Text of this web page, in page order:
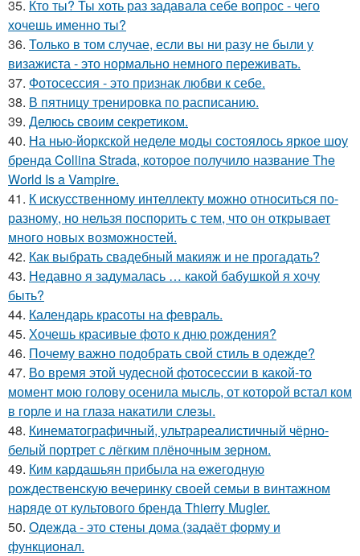
35. Кто ты? Ты хоть раз задавала себе вопрос - чего
хочешь именно ты?
36. Только в том случае, если вы ни разу не были у
визажиста - это нормально немного переживать.
37. Фотосессия - это признак любви к себе.
38. В пятницу тренировка по расписанию.
39. Делюсь своим секретиком.
40. На нью-йоркской неделе моды состоялось яркое шоу
бренда Collina Strada, которое получило название The
World Is a Vampire.
41. К искусственному интеллекту можно относиться по-
разному, но нельзя поспорить с тем, что он открывает
много новых возможностей.
42. Как выбрать свадебный макияж и не прогадать?
43. Недавно я задумалась … какой бабушкой я хочу
быть?
44. Календарь красоты на февраль.
45. Хочешь красивые фото к дню рождения?
46. Почему важно подобрать свой стиль в одежде?
47. Во время этой чудесной фотосессии в какой-то
момент мою голову осенила мысль, от которой встал ком
в горле и на глаза накатили слезы.
48. Кинематографичный, ультрареалистичный чёрно-
белый портрет с лёгким плёночным зерном.
49. Ким кардашьян прибыла на ежегодную
рождественскую вечеринку своей семьи в винтажном
наряде от культового бренда Thierry Mugler.
50. Одежда - это стены дома (задаёт форму и
функционал.